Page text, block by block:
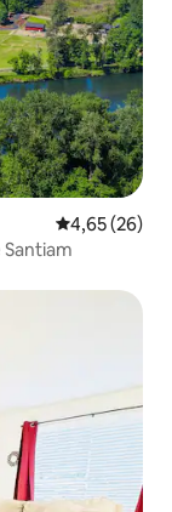
Évaluation
4,65 (26)